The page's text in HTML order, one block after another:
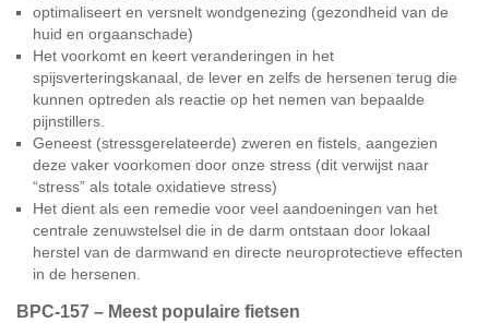
optimaliseert en versnelt wondgenezing (gezondheid van de
huid en orgaanschade)
Het voorkomt en keert veranderingen in het
spijsverteringskanaal, de lever en zelfs de hersenen terug die
kunnen optreden als reactie op het nemen van bepaalde
pijnstillers.
Geneest (stressgerelateerde) zweren en fistels, aangezien
deze vaker voorkomen door onze stress (dit verwijst naar
“stress” als totale oxidatieve stress)
Het dient als een remedie voor veel aandoeningen van het
centrale zenuwstelsel die in de darm ontstaan door lokaal
herstel van de darmwand en directe neuroprotectieve effecten
in de hersenen.
BPC-157 – Meest populaire fietsen